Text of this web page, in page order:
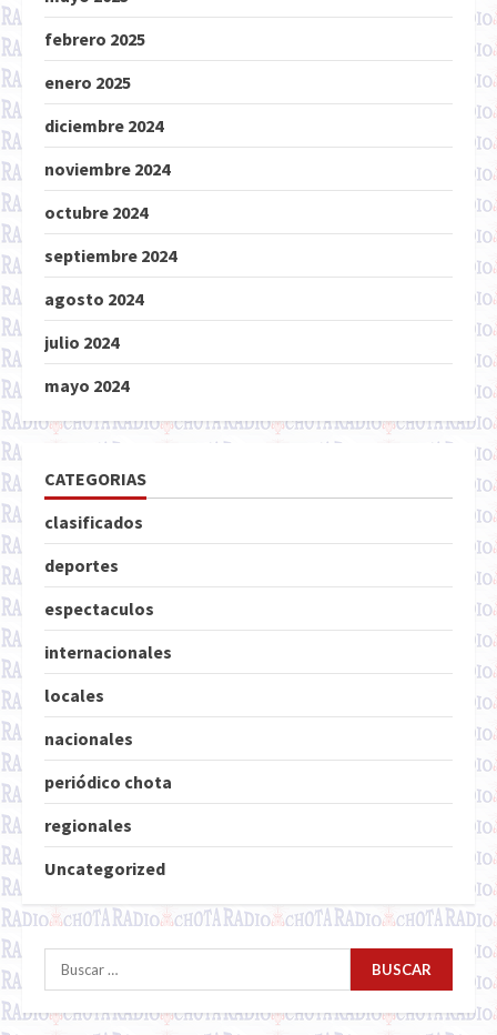
febrero 2025
enero 2025
diciembre 2024
noviembre 2024
octubre 2024
septiembre 2024
agosto 2024
julio 2024
mayo 2024
CATEGORIAS
clasificados
deportes
espectaculos
internacionales
locales
nacionales
periódico chota
regionales
Uncategorized
Buscar: